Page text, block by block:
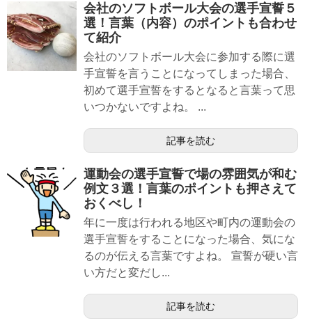
会社のソフトボール大会の選手宣誓５
選！言葉（内容）のポイントも合わせ
て紹介
会社のソフトボール大会に参加する際に選
手宣誓を言うことになってしまった場合、
初めて選手宣誓をするとなると言葉って思
いつかないですよね。 ...
記事を読む
運動会の選手宣誓で場の雰囲気が和む
例文３選！言葉のポイントも押さえて
おくべし！
年に一度は行われる地区や町内の運動会の
選手宣誓をすることになった場合、気にな
るのが伝える言葉ですよね。 宣誓が硬い言
い方だと変だし...
記事を読む